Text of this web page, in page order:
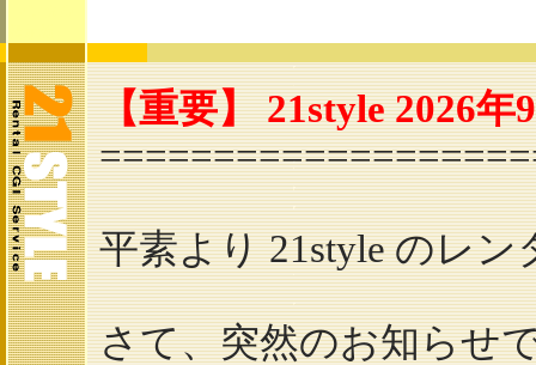
【重要】 21style 2026
平素より 21style のレ
さて、突然のお知らせ